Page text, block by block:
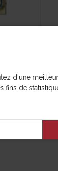
d'une
fins de